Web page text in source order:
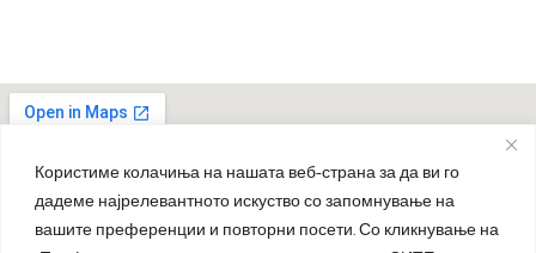
Користиме колачиња на нашата веб-страна за да ви го
дадеме најрелевантното искуство со запомнување на
вашите преференции и повторни посети. Со кликнување на